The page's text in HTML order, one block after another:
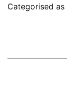
Categorised as